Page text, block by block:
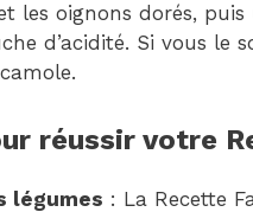
les oignons dorés,
d’acidité. Si vous le
réussir votre
légumes : La Recette